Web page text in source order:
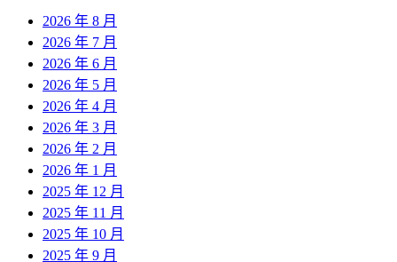
2026 年 8 月
2026 年 7 月
2026 年 6 月
2026 年 5 月
2026 年 4 月
2026 年 3 月
2026 年 2 月
2026 年 1 月
2025 年 12 月
2025 年 11 月
2025 年 10 月
2025 年 9 月